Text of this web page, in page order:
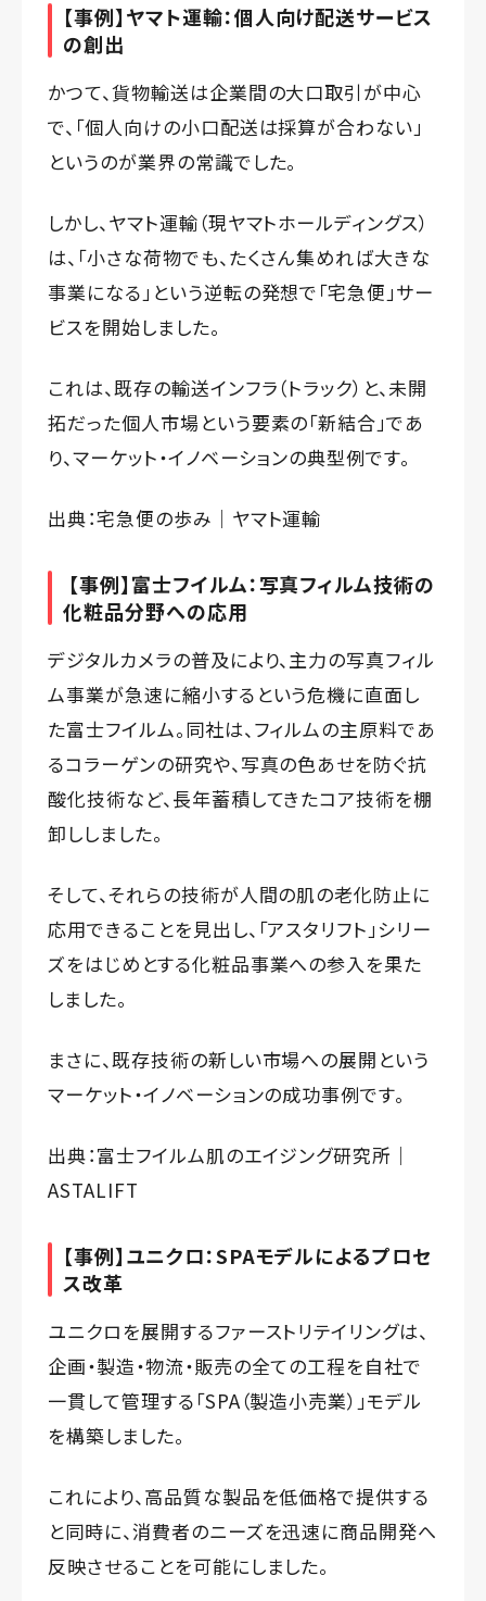
【事例】ヤマト運輸：個人向け配送サービス
の創出
かつて、貨物輸送は企業間の大口取引が中心
で、「個人向けの小口配送は採算が合わない」
というのが業界の常識でした。
しかし、ヤマト運輸（現ヤマトホールディングス）
は、「小さな荷物でも、たくさん集めれば大きな
事業になる」という逆転の発想で「宅急便」サー
ビスを開始しました。
これは、既存の輸送インフラ（トラック）と、未開
拓だった個人市場という要素の「新結合」であ
り、マーケット・イノベーションの典型例です。
出典：宅急便の歩み｜ヤマト運輸
【事例】富士フイルム：写真フィルム技術の
化粧品分野への応用
デジタルカメラの普及により、主力の写真フィル
ム事業が急速に縮小するという危機に直面し
た富士フイルム。同社は、フィルムの主原料であ
るコラーゲンの研究や、写真の色あせを防ぐ抗
酸化技術など、長年蓄積してきたコア技術を棚
卸ししました。
そして、それらの技術が人間の肌の老化防止に
応用できることを見出し、「アスタリフト」シリー
ズをはじめとする化粧品事業への参入を果た
しました。
まさに、既存技術の新しい市場への展開という
マーケット・イノベーションの成功事例です。
出典：富士フイルム肌のエイジング研究所｜
ASTALIFT
【事例】ユニクロ：SPAモデルによるプロセ
ス改革
ユニクロを展開するファーストリテイリングは、
企画・製造・物流・販売の全ての工程を自社で
一貫して管理する「SPA（製造小売業）」モデル
を構築しました。
これにより、高品質な製品を低価格で提供する
と同時に、消費者のニーズを迅速に商品開発へ
反映させることを可能にしました。